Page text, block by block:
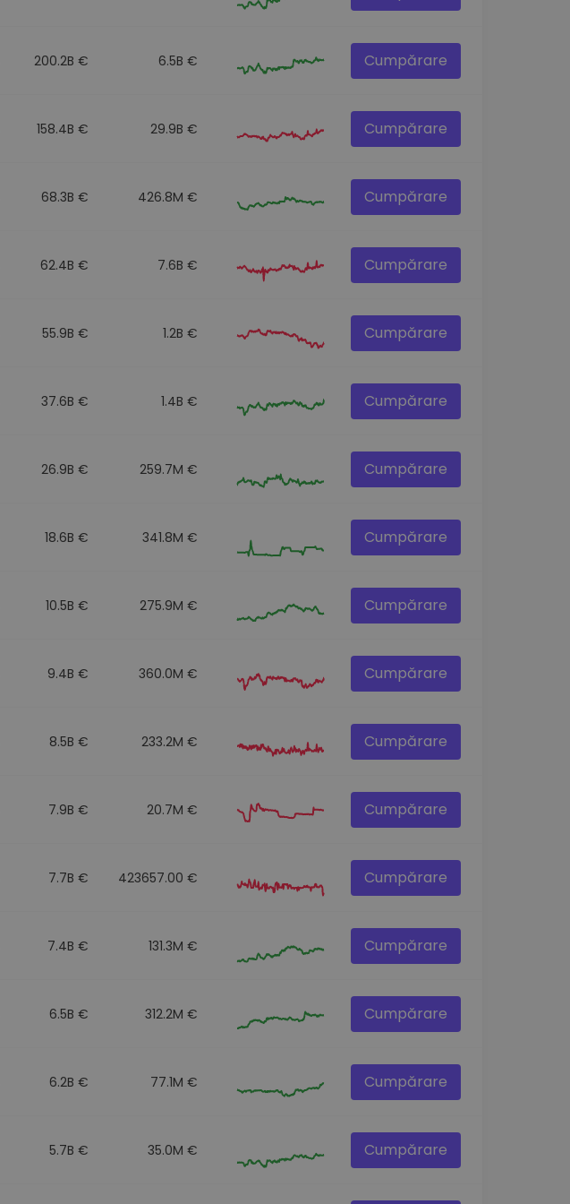
200.2B € 6.5B € Cumpărare
158.4B € 29.9B € Cumpărare
68.3B € 426.8M € Cumpărare
62.4B € 7.6B € Cumpărare
55.9B € 1.2B € Cumpărare
37.6B € 1.4B € Cumpărare
26.9B € 259.7M € Cumpărare
18.6B € 341.8M € Cumpărare
10.5B € 275.9M € Cumpărare
9.4B € 360.0M € Cumpărare
8.5B € 233.2M € Cumpărare
7.9B € 20.7M € Cumpărare
7.7B € 423657.00 € Cumpărare
7.4B € 131.3M € Cumpărare
6.5B € 312.2M € Cumpărare
6.2B € 77.1M € Cumpărare
5.7B € 35.0M € Cumpărare